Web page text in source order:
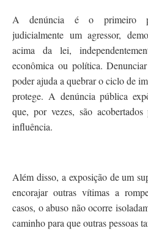
A denúncia é o primeiro
judicialmente um agressor,
acima da lei,
econômica ou política.
poder ajuda a quebrar o ciclo de
protege. A denúncia pública
que, por vezes, são
influência.
Além disso, a exposição de um
encorajar outras vítimas a
casos, o abuso não ocorre
caminho para que outras pessoas